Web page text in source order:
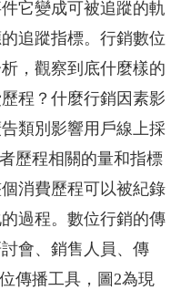
它變成可被追蹤的軌
追蹤指標。行銷數位
，觀察到底什麼樣的
程？什麼行銷因素影
類別影響用戶線上採
歷程相關的量和指標
消費歷程可以被紀錄
過程。數位行銷的傳
會、 銷售人員 、 傳
傳播工具，圖2為現